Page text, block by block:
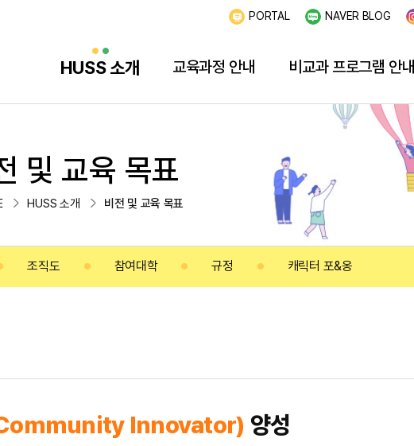
PORTAL NAVER BLOG
HUSS 소개 교육과정 안내 비교과 프로그램 안내
조직도 참여대학 규정 캐릭터 포&옹
및 교육 목표
HUSS 소개 비전 및 교육 목표
Innovator) 양성